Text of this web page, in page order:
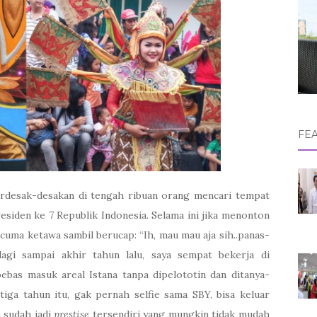
desakan di tengah ribuan orang mencari tempat
ke 7 Republik Indonesia. Selama ini jika menonton
ketawa sambil berucap: “Ih, mau mau aja sih..panas-
sampai akhir tahun lalu, saya sempat bekerja di
masuk areal Istana tanpa dipelototin dan ditanya-
tahun itu, gak pernah selfie sama SBY, bisa keluar
sudah jadiprestise tersendiri yang mungkin tidak mudah